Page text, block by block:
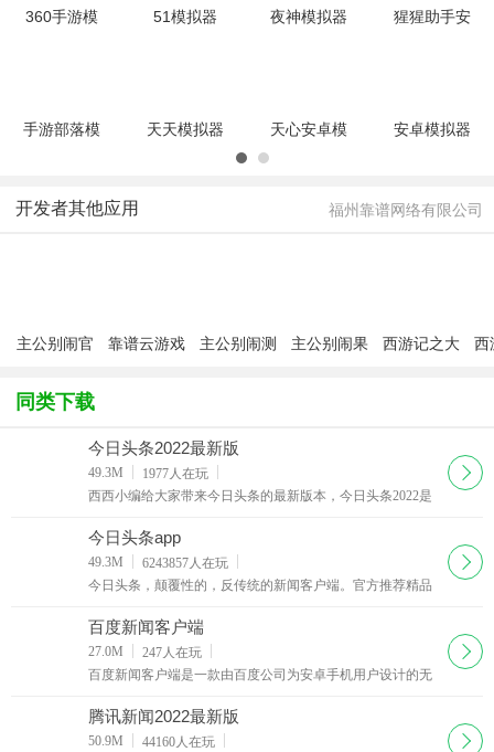
360手游模
51模拟器
夜神模拟器
猩猩助手安
手游部落模
官方最新版
天天模拟器
天心安卓模
安卓模拟器
官方最新版
开发者其他应用 福州靠谱网络有限公司
主公别闹官
靠谱云游戏
主公别闹测
主公别闹果
西游记之大
西
同类下载
今日头条2022最新版
49.3M 1977人在玩
西西小编给大家带来今日头条的最新版本，今日头条2022是
闻丰富，创意的新闻推荐模式，只需几秒钟，就可以找到你
喜欢的新闻。
下载
今日头条app
49.3M 6243857人在玩
今日头条，颠覆性的，反传统的新闻客户端。官方推荐精品
的、个性化的、有生命力的获取资讯的工具。
下载
百度新闻客户端
27.0M 247人在玩
百度新闻客户端是一款由百度公司为安卓手机用户设计的无
最热的国内外新闻，让您可以随时随地关注时下流行的热门
话题或者流行趋势
下载
腾讯新闻2022最新版
50.9M 44160人在玩
下载